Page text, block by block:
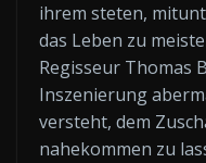
ihrem steten,
das Leben zu
Regisseur Thomas
Inszenierung
versteht, dem
nahekommen zu